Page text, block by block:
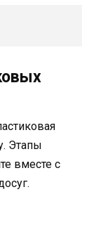
Этапы
вместе с